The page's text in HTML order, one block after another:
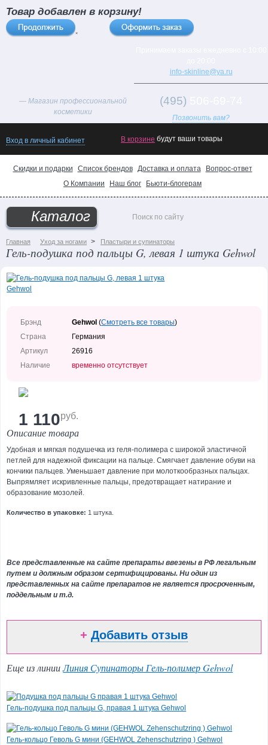
Товар добавлен в корзину!
×
— Магазин профессиональной
косметики
info-skinline@ya.ru
(495)
Позвонить вам?
Вход в личный кабинет В корзине будут ваши товары
Скидки и подарки Список брендов Доставка и оплата
Вопрос-ответ
О Компании
Наш блог Бьюти-блогерам
Товар
Хиты
Новинки
каталога
Поможем
выбрать
подарок!
Уход
за
лицом
телом
Уход
Уход
ногами
Средства
для
волос
Декоративная
косметика
для
парафинотерапия
Ароматерапия
наборы
Парфюмерия
гамма
Каталог
Главная Уход за ногами > Пластыри и супинаторы
Гель-подушка под пальцы G, левая 1 штука Gehwol
Брэнд Gehwol(Смотреть все товары)
Страна
Германия
Артикул
26916
Наличие
временно отсутствует
1 110руб.
Описание товара
Удобная и мягкая подушечка из геля-полимера с широкой эластичной
петлей для надежной фиксации на пальце. Смягчает давление обуви на
кончики пальцев. Уменьшает давление при молоткообразных пальцах.
Выпрямляет искривленные пальцы, предотвращает натирание и
образование мозолей.
Количество в упаковке: 1 штука.
Все представленные на сайте препараты ввезены в РФ легальным
путем и должным образом сертифицированы. Ни один из
представленных на сайте препаратов не является просроченным,
поддельным и т.д.
+ Добавить отзыв
Еще из линииЛиния Супинаторы Гель-полимер Gehwol
Гель-подушка под пальцы G, правая 1 штука Gehwol
Гель-кольцо Геволь G мини (GEHWOL Zehenschutzring ) Gehwol